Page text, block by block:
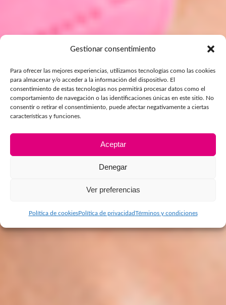
Gestionar consentimiento
Para ofrecer las mejores experiencias, utilizamos tecnologías como las cookies
para almacenar y/o acceder a la información del dispositivo. El
consentimiento de estas tecnologías nos permitirá procesar datos como el
comportamiento de navegación o las identificaciones únicas en este sitio. No
consentir o retirar el consentimiento, puede afectar negativamente a ciertas
características y funciones.
Aceptar
Denegar
Ver preferencias
Política de cookiesPolítica de privacidadTérminos y condiciones